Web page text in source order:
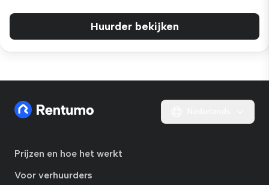
Huurder bekijken
Prijzen en hoe het werkt
Voor verhuurders